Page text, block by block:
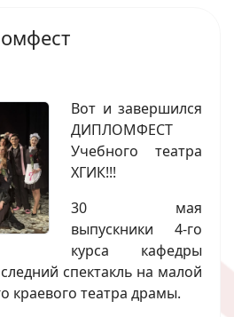
Вот и завершился
ДИПЛОМФЕСТ
Учебного театра
ХГИК!!!
30 мая
выпускники 4-го
курса кафедры
спектакль на малой
краевого театра драмы.